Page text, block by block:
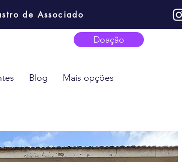
de Associado
Doação
Blog Mais opções